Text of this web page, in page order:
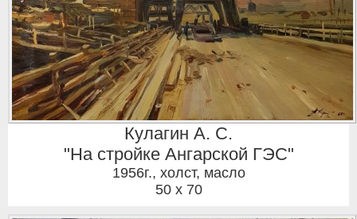
Кулагин А. С.
"На стройке Ангарской ГЭС"
1956г., холст, масло
50 x 70